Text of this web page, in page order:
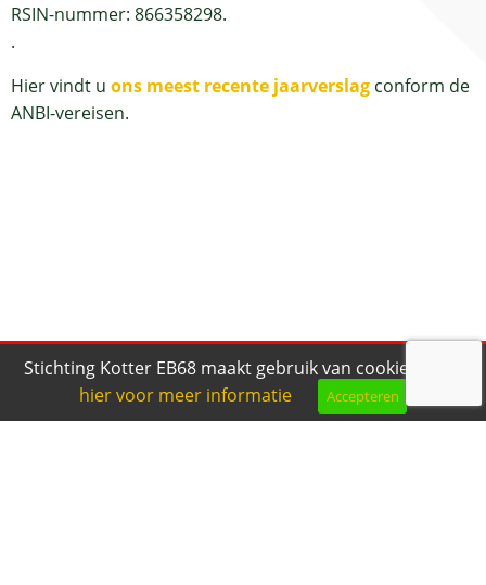
RSIN-nummer: 866358298.
.
Hier vindt u ons meest recente jaarverslag conform de
ANBI-vereisen.
Stichting Kotter EB68 maakt gebruik van cookies.
hier voor meer informatie
Accepteren